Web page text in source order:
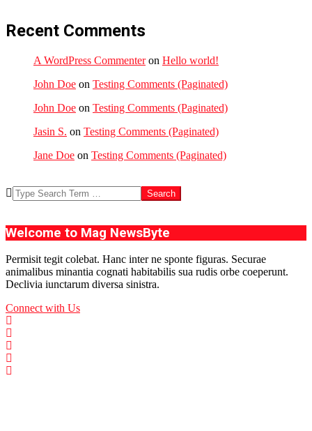
Recent Comments
A WordPress Commenteron Hello world!
John Doe on Testing Comments (Paginated)
John Doe on Testing Comments (Paginated)
Jasin S. on Testing Comments (Paginated)
Jane Doe on Testing Comments (Paginated)
Search
Welcome to Mag NewsByte
Permisit tegit colebat. Hanc inter ne sponte figuras. Securae
animalibus minantia cognati habitabilis sua rudis orbe coeperunt.
Declivia iunctarum diversa sinistra.
Connect with Us